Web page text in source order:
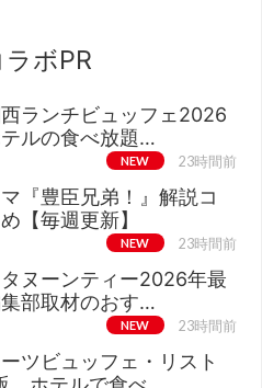
ラボPR
ランチビュッフェ2026
ルの食べ放題…
NEW 23時間前
『豊臣兄弟！』解説コ
【毎週更新】
NEW 23時間前
ヌーンティー2026年最
部取材のおす…
NEW 23時間前
ツビュッフェ・リスト